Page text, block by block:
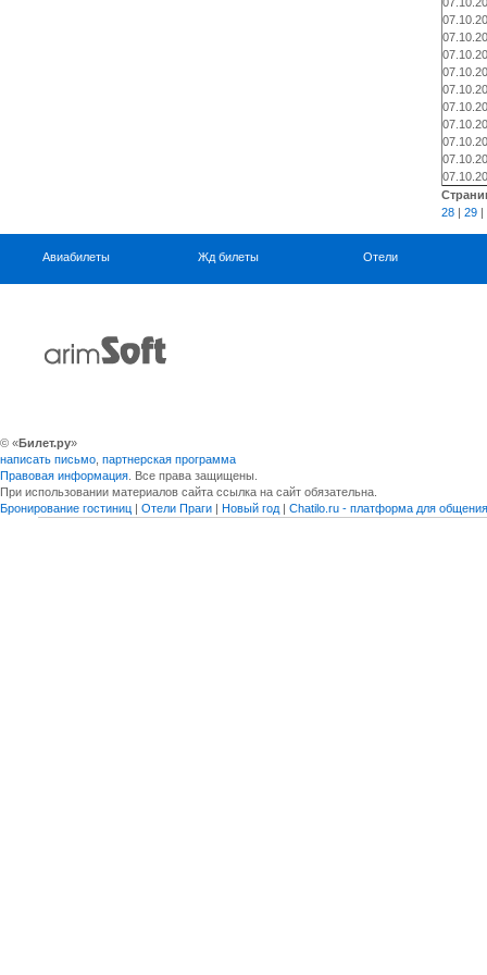
28 | 29 |
Авиабилеты Жд билеты Отели
© «Билет.ру»
написать письмо партнерская программа
Правовая информация . Все права защищены.
При использовании материалов сайта ссылка на сайт обязательна.
Бронирование гостиниц | Отели Праги | Новый год | Chatilo.ru - платформа для